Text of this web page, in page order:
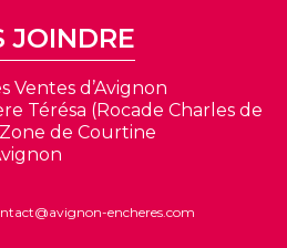
JOINDRE
Ventes d’Avignon
Térésa (Rocade Charles de
de Courtine
encheres.com